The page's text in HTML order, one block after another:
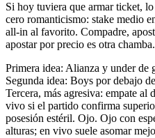
Si hoy tuviera que armar ticket,
cero romanticismo: stake medio
all-in al favorito. Compadre,
apostar por precio es otra chamba.
Primera idea: Alianza y under de
Segunda idea: Boys por debajo
Tercera, más agresiva: empate al
vivo si el partido confirma
posesión estéril. Ojo. Ojo con
alturas; en vivo suele asomar